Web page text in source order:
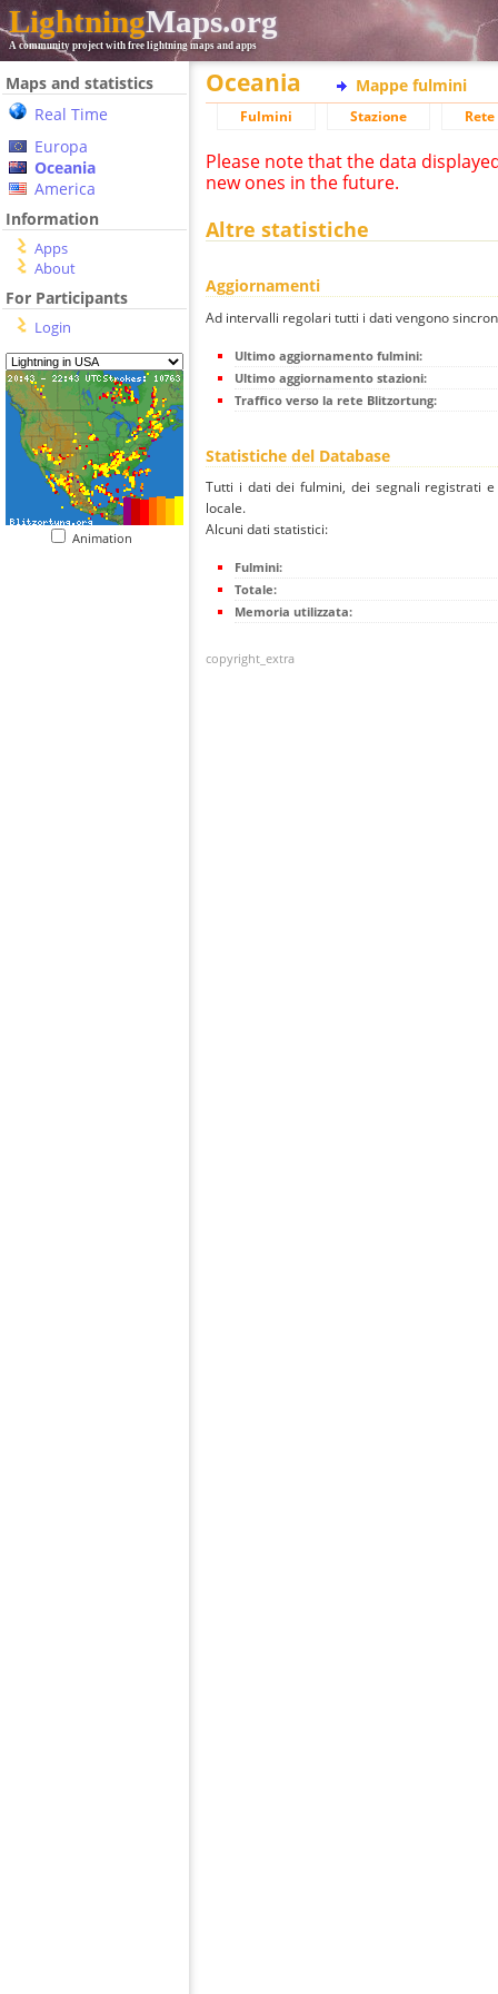
LightningMaps.org
A community project with free lightning maps and apps
Maps and statistics
Real Time
Europa
Oceania
America
Information
Apps
About
For Participants
Login
Animation
Oceania Mappe fulmini
Fulmini Stazione
Please note that the data
new ones in the future.
Altre statistiche
Aggiornamenti
Ad intervalli regolari tutti i dati vengono
Ultimo aggiornamento fulmini:
Ultimo aggiornamento stazioni:
Traffico verso la rete Blitzortung:
Statistiche del Database
Tutti i dati dei fulmini, dei segnali registrati
locale.
Alcuni dati statistici:
Fulmini:
Totale:
Memoria utilizzata:
copyright_extra